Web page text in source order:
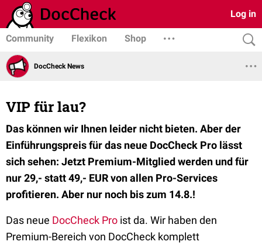
Log in
Community Flexikon Shop
DocCheck News
VIP für lau?
Das können wir Ihnen leider nicht bieten. Aber der
Einführungspreis für das neue DocCheck Pro lässt
sich sehen: Jetzt Premium-Mitglied werden und für
nur 29,- statt 49,- EUR von allen Pro-Services
profitieren. Aber nur noch bis zum 14.8.!
Das neue DocCheck Pro ist da. Wir haben den
Premium-Bereich von DocCheck komplett